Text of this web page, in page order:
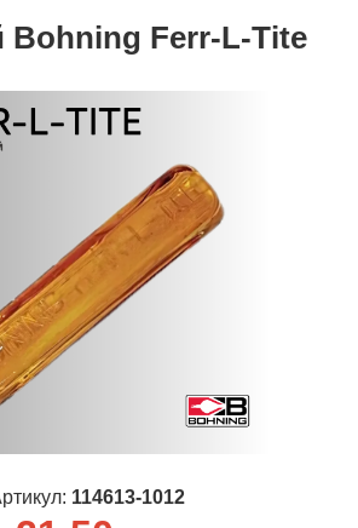
Bohning Ferr-L-Tite
114613-1012